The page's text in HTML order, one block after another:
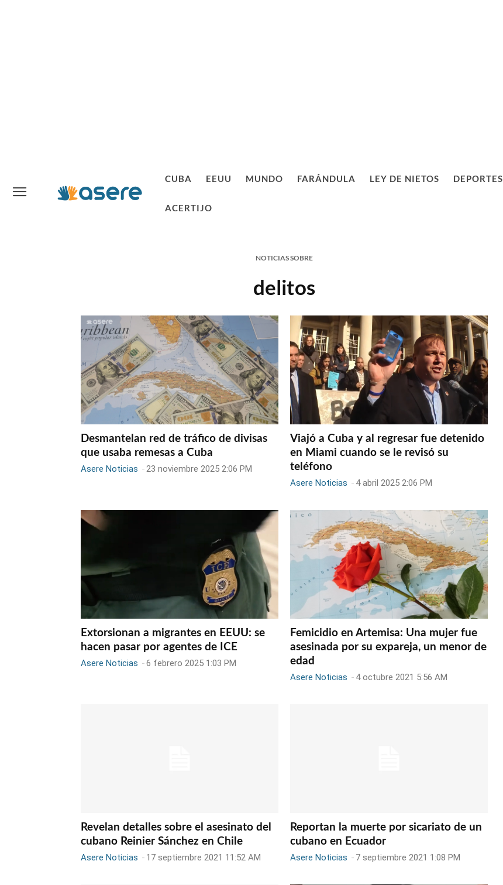
CUBA EEUU MUNDO FARÁNDULA LEY DE NIETOS DEPORTES
ACERTIJO
NOTICIAS SOBRE
delitos
Desmantelan red de tráfico de divisas
que usaba remesas a Cuba
Asere Noticias -23 noviembre 2025 2:06 PM
Viajó a Cuba y al regresar fue detenido
en Miami cuando se le revisó su
teléfono
Asere Noticias - 4 abril 2025 2:06 PM
Extorsionan a migrantes en EEUU: se
hacen pasar por agentes de ICE
Asere Noticias -6 febrero 2025 1:03 PM
Femicidio en Artemisa: Una mujer fue
asesinada por su expareja, un menor de
edad
Asere Noticias - 4 octubre 2021 5:56 AM
Revelan detalles sobre el asesinato del
cubano Reinier Sánchez en Chile
Asere Noticias - 17 septiembre 2021 11:52 AM
Reportan la muerte por sicariato de un
cubano en Ecuador
Asere Noticias - 7 septiembre 2021 1:08 PM